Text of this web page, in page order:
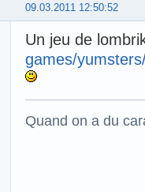
09.03.2011 12:50:52
Un jeu de
games/
Quand on a du